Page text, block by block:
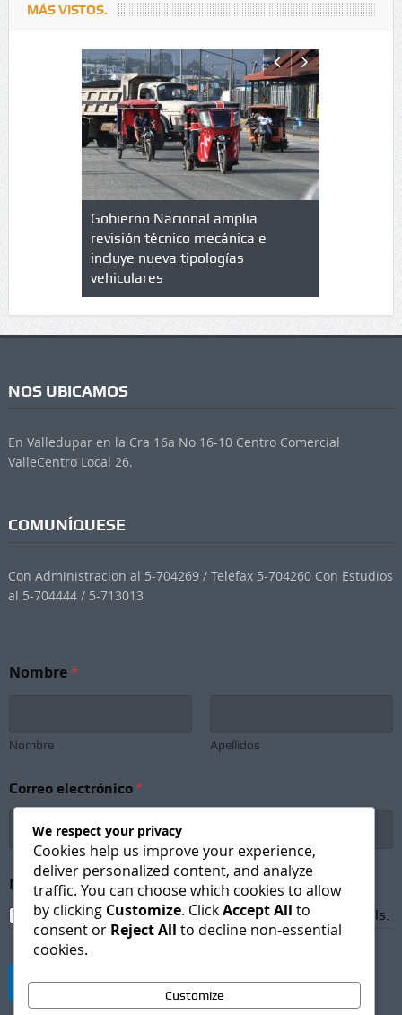
MÁS VISTOS.
de
Gobierno Nacional amplia
revisión técnico mecánica e
incluye nueva tipologías
vehiculares
NOS UBICAMOS
En Valledupar en la Cra 16a No 16-10 Centro Comercial
ValleCentro Local 26.
COMUNÍQUESE
Con Administracion al 5-704269 / Telefax 5-704260 Con Estudios
al 5-704444 / 5-713013
Nombre*
Nombre Apellidos
e
r
ó
n
i
o
o
Correo electrónico *
Newsletter Subscription*
I agree to receive newsletters and promotional emails.
Suscribirse
We respect your privacy
Cookies help us improve your experience,
deliver personalized content, and analyze
traffic. You can choose which cookies to allow
by clicking Customize. ClickAccept All to
consent or Reject All to decline non-essential
cookies.
Customize